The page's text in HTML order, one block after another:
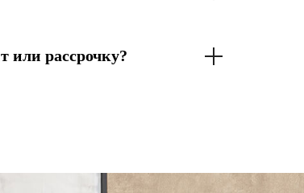
или рассрочку?